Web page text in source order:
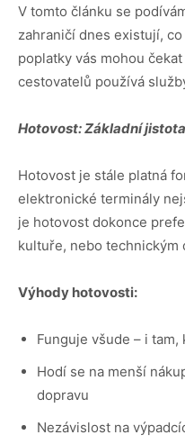
V tomto článku se
zahraničí dnes existují,
poplatky vás mohou
cestovatelů používá
Hotovost: Základní
Hotovost je stále platná
elektronické terminály
je hotovost dokonce
kultuře, nebo technickým
Výhody hotovosti:
Funguje všude – i
Hodí se na menší
dopravu
Nezávislost na